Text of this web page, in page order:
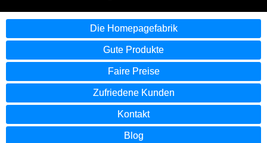
Die Homepagefabrik
Gute Produkte
Faire Preise
Zufriedene Kunden
Kontakt
Blog